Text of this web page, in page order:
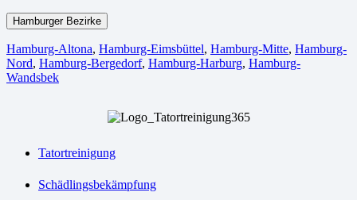
Hamburger Bezirke
Hamburg-Altona, Hamburg-Eimsbüttel, Hamburg-Mitte, Hamburg-
Nord, Hamburg-Bergedorf, Hamburg-Harburg, Hamburg-
Wandsbek
Tatortreinigung
Schädlingsbekämpfung